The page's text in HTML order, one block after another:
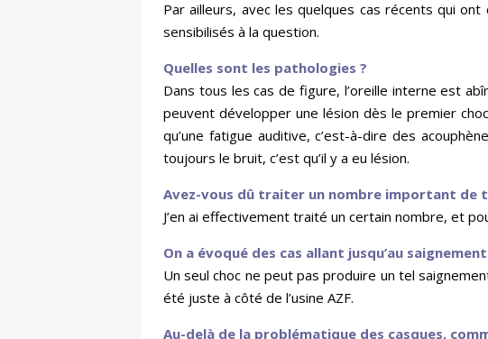
Par ailleurs, avec les quelques cas récents qui
sensibilisés à la question.
Quelles sont les pathologies ?
Dans tous les cas de figure, l’oreille interne est
peuvent développer une lésion dès le premier
qu’une fatigue auditive, c’est-à-dire des
toujours le bruit, c’est qu’il y a eu lésion.
Avez-vous dû traiter un nombre important de
J’en ai effectivement traité un certain nombre, et
On a évoqué des cas allant jusqu’au
Un seul choc ne peut pas produire un tel
été juste à côté de l’usine AZF.
Au-delà de la problématique des casques,